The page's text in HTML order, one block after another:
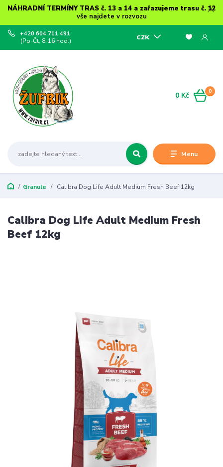
NÁHRADNÍ TERMÍNY TRAS č. 13 a 14 a zařazujeme trasu č. 12
vše najdete v rozvozu
Menu
CZK
+420 604 711 491
(Po-Čt, 8-16 hod.)
0
0 Kč
Granule Calibra Dog Life Adult Medium Fresh Beef 12kg
Calibra Dog Life Adult Medium Fresh
Beef 12kg